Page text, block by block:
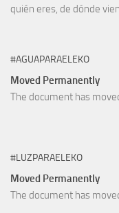
quién eres, de dónde
#AGUAPARAELEKO
Moved Permanently
The document has
#LUZPARAELEKO
Moved Permanently
The document has